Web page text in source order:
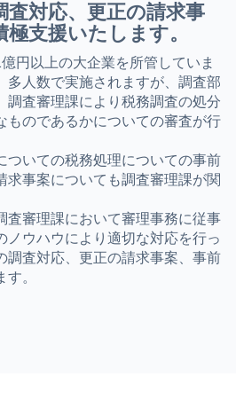
査対応、更正の請求事
支援いたします。
円以上の大企業を所管していま
多人数で実施されますが、調査部
調査審理課により税務調査の処分
ものであるかについての審査が行
ついての税務処理についての事前
求事案についても調査審理課が関
査審理課において審理事務に従事
ノウハウにより適切な対応を行っ
調査対応、更正の請求事案、事前
。